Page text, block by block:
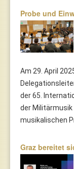
Probe und
Am 29. April
der 65.
der Militärmusik
musikalischen
Graz bereitet